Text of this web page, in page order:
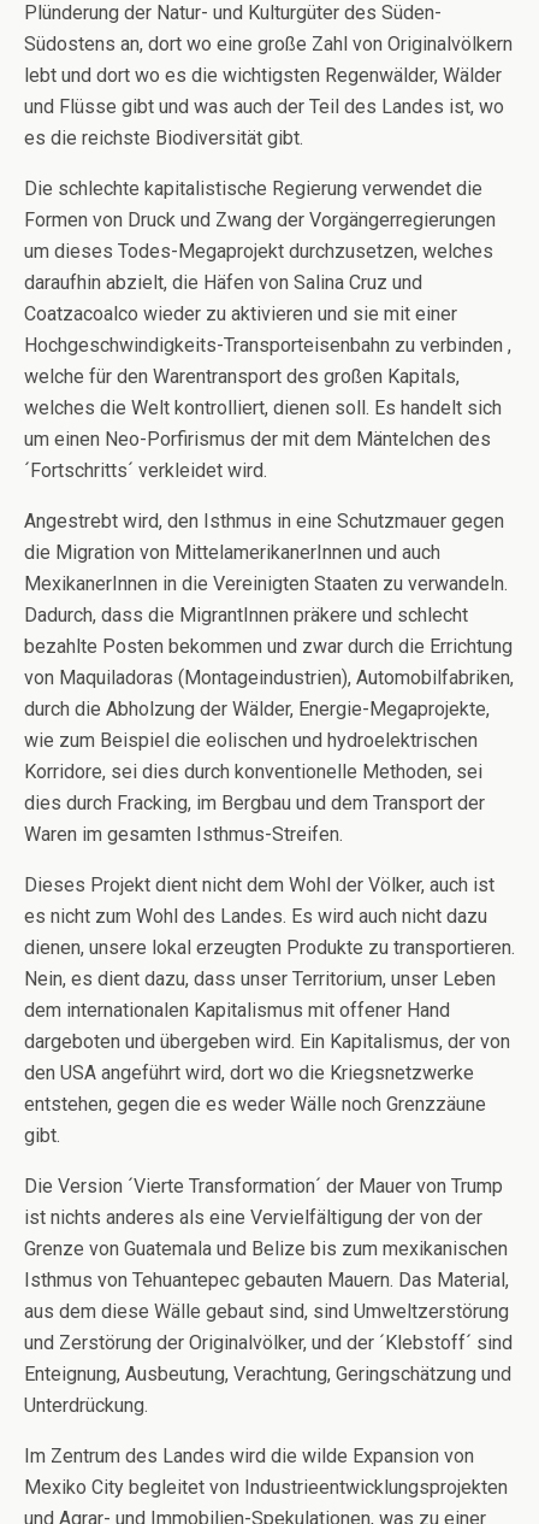
Plünderung der Natur- und Kulturgüter des Süden-
Südostens an, dort wo eine große Zahl von Originalvölkern
lebt und dort wo es die wichtigsten Regenwälder, Wälder
und Flüsse gibt und was auch der Teil des Landes ist, wo
es die reichste Biodiversität gibt.
Die schlechte kapitalistische Regierung verwendet die
Formen von Druck und Zwang der Vorgängerregierungen
um dieses Todes-Megaprojekt durchzusetzen, welches
daraufhin abzielt, die Häfen von Salina Cruz und
Coatzacoalco wieder zu aktivieren und sie mit einer
Hochgeschwindigkeits-Transporteisenbahn zu verbinden ,
welche für den Warentransport des großen Kapitals,
welches die Welt kontrolliert, dienen soll. Es handelt sich
um einen Neo-Porfirismus der mit dem Mäntelchen des
´Fortschritts´ verkleidet wird.
Angestrebt wird, den Isthmus in eine Schutzmauer gegen
die Migration von MittelamerikanerInnen und auch
MexikanerInnen in die Vereinigten Staaten zu verwandeln.
Dadurch, dass die MigrantInnen präkere und schlecht
bezahlte Posten bekommen und zwar durch die Errichtung
von Maquiladoras (Montageindustrien), Automobilfabriken,
durch die Abholzung der Wälder, Energie-Megaprojekte,
wie zum Beispiel die eolischen und hydroelektrischen
Korridore, sei dies durch konventionelle Methoden, sei
dies durch Fracking, im Bergbau und dem Transport der
Waren im gesamten Isthmus-Streifen.
Dieses Projekt dient nicht dem Wohl der Völker, auch ist
es nicht zum Wohl des Landes. Es wird auch nicht dazu
dienen, unsere lokal erzeugten Produkte zu transportieren.
Nein, es dient dazu, dass unser Territorium, unser Leben
dem internationalen Kapitalismus mit offener Hand
dargeboten und übergeben wird. Ein Kapitalismus, der von
den USA angeführt wird, dort wo die Kriegsnetzwerke
entstehen, gegen die es weder Wälle noch Grenzzäune
gibt.
Die Version ´Vierte Transformation´ der Mauer von Trump
ist nichts anderes als eine Vervielfältigung der von der
Grenze von Guatemala und Belize bis zum mexikanischen
Isthmus von Tehuantepec gebauten Mauern. Das Material,
aus dem diese Wälle gebaut sind, sind Umweltzerstörung
und Zerstörung der Originalvölker, und der ´Klebstoff´ sind
Enteignung, Ausbeutung, Verachtung, Geringschätzung und
Unterdrückung.
Im Zentrum des Landes wird die wilde Expansion von
Mexiko City begleitet von Industrieentwicklungsprojekten
und Agrar- und Immobilien-Spekulationen, was zu einer